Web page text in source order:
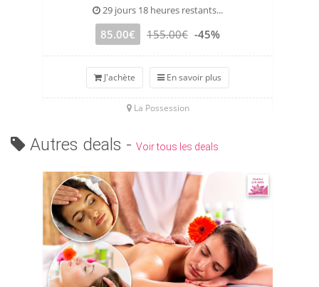
29 jours 18 heures restants...
85.00€ 155.00€ -45%
J'achète En savoir plus
La Possession
Autres deals - Voir tous les deals